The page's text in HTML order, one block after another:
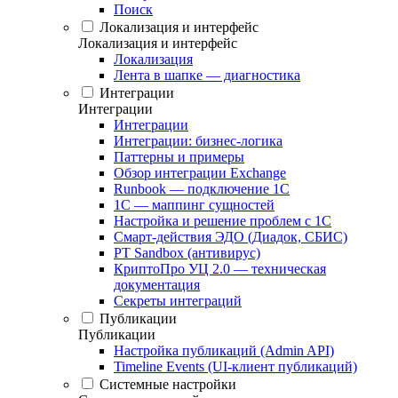
Поиск
Локализация и интерфейс
Локализация и интерфейс
Локализация
Лента в шапке — диагностика
Интеграции
Интеграции
Интеграции
Интеграции: бизнес-логика
Паттерны и примеры
Обзор интеграции Exchange
Runbook — подключение 1С
1С — маппинг сущностей
Настройка и решение проблем с 1С
Смарт-действия ЭДО (Диадок, СБИС)
PT Sandbox (антивирус)
КриптоПро УЦ 2.0 — техническая
документация
Секреты интеграций
Публикации
Публикации
Настройка публикаций (Admin API)
Timeline Events (UI-клиент публикаций)
Системные настройки